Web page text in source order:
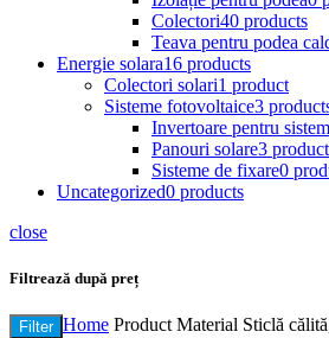
Colectori40 products
Teava pentru podea
Energie solara16 products
Colectori solari1 product
Sisteme fotovoltaice3
Invertoare pentru
Panouri solare3
Sisteme de fixare0
Uncategorized0 products
close
Filtrează după preț
Filter Home Product Material Sticlă